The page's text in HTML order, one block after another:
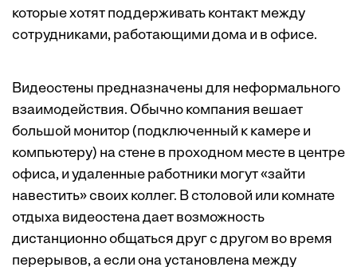
которые хотят поддерживать контакт между
сотрудниками, работающими дома и в офисе.
Видеостены предназначены для неформального
взаимодействия. Обычно компания вешает
большой монитор (подключенный к камере и
компьютеру) на стене в проходном месте в центре
офиса, и удаленные работники могут «зайти
навестить» своих коллег. В столовой или комнате
отдыха видеостена дает возможность
дистанционно общаться друг с другом во время
перерывов, а если она установлена между